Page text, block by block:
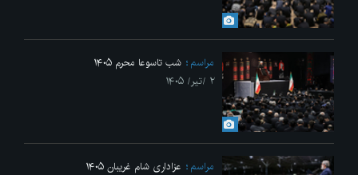
مراسم
شب تاسوعا محرم ۱۴۰۵
۲ /تیر/ ۱۴۰۵
مراسم
عزاداری شام غریبان ۱۴۰۵